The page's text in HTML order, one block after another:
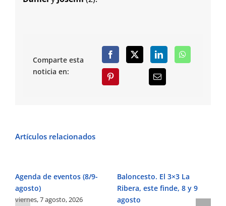
Comparte esta
noticia en:
Artículos relacionados
Agenda de eventos (8/9-
agosto)
viernes, 7 agosto, 2026
Baloncesto. El 3×3 La
Ribera, este finde, 8 y 9
agosto